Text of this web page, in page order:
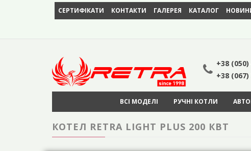
СЕРТИФІКАТИ КОНТАКТИ ГАЛЕРЕЯ КАТАЛОГ
+38
+38
ВСІ МОДЕЛІ РУЧНІ КОТЛИ
КОТЕЛ RETRA LIGHT PLUS 200 КВТ